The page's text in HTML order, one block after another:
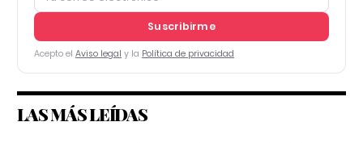
Suscribirme
Acepto el Aviso legal y la Política de privacidad
LAS MÁS LEÍDAS